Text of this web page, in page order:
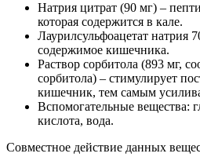
Натрия цитрат (90 мг) –
которая содержится в кале.
Лаурилсульфоацетат натрия
содержимое кишечника.
Раствор сорбитола (893 мг,
сорбитола) – стимулирует
кишечник, тем самым
Вспомогательные вещества:
кислота, вода.
Совместное действие данных